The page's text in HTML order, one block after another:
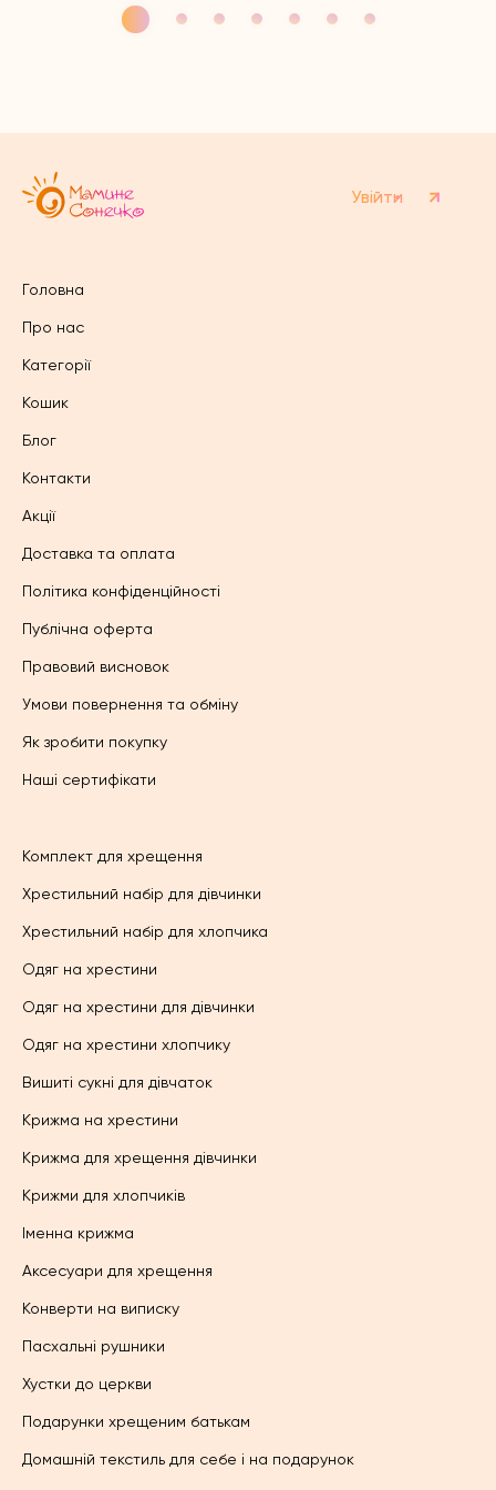
товару
кілька
Увійти
Головна
Про нас
Категорії
Кошик
Блог
Контакти
Акції
Доставка та оплата
Політика конфіденційності
Публічна оферта
Правовий висновок
Умови повернення та обміну
Як зробити покупку
Наші сертифікати
Комплект для хрещення
Хрестильний набір для дівчинки
Хрестильний набір для хлопчика
Одяг на хрестини
Одяг на хрестини для дівчинки
Одяг на хрестини хлопчику
Вишиті сукні для дівчаток
Крижма на хрестини
Крижма для хрещення дівчинки
Крижми для хлопчиків
Іменна крижма
Аксесуари для хрещення
Конверти на виписку
Пасхальні рушники
Хустки до церкви
Подарунки хрещеним батькам
Домашній текстиль для себе і на подарунок